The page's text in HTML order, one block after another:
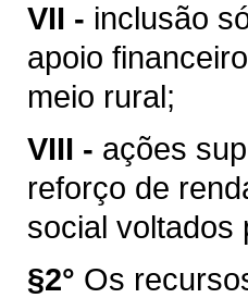
VII - inclusão
apoio
meio rural;
VIII - ações
reforço de
social voltados
§2° Os